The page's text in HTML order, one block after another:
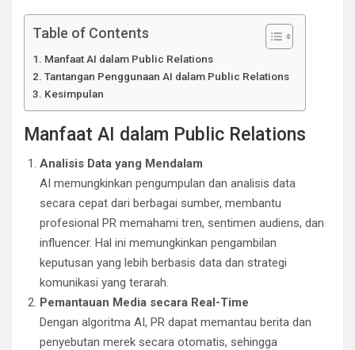
Table of Contents
Manfaat AI dalam Public Relations
Tantangan Penggunaan AI dalam Public Relations
Kesimpulan
Manfaat AI dalam Public Relations
Analisis Data yang Mendalam
AI memungkinkan pengumpulan dan analisis data
secara cepat dari berbagai sumber, membantu
profesional PR memahami tren, sentimen audiens, dan
influencer. Hal ini memungkinkan pengambilan
keputusan yang lebih berbasis data dan strategi
komunikasi yang terarah.
Pemantauan Media secara Real-Time
Dengan algoritma AI, PR dapat memantau berita dan
penyebutan merek secara otomatis, sehingga